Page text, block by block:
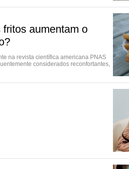
aumentam o
na revista científica americana PNAS
considerados reconfortantes,